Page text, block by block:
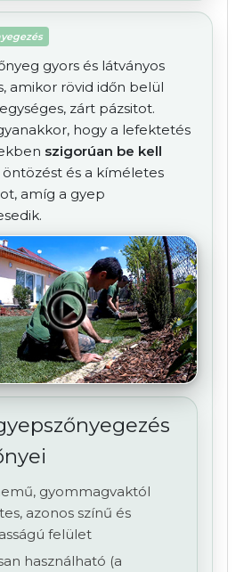
gyors és látványos
amikor rövid időn belül
zárt pázsitot.
hogy a lefektetés
szigorúan be kell
öntözést és a kíméletes
amíg a gyep
gyommagvaktól
azonos színű és
felület
használható (a